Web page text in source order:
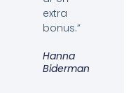
extra
bonus.”
Hanna
Biderman